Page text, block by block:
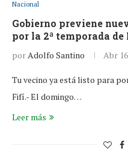
Nacional
Gobierno previene
por la 2ª temporada
porAdolfo Santino Abr
Tu vecino ya está listo para
Fifí.- El domingo…
Leer más